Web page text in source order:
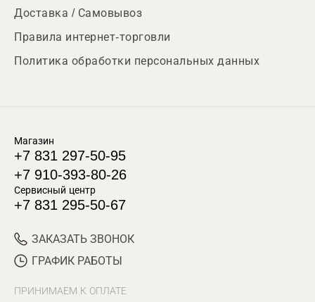
Доставка / Самовывоз
Правила интернет-торговли
Политика обработки персональных данных
Магазин
+7 831 297-50-95
+7 910-393-80-26
Сервисный центр
+7 831 295-50-67
ЗАКАЗАТЬ ЗВОНОК
ГРАФИК РАБОТЫ
ПРИНИМАЕМ К ОПЛАТЕ